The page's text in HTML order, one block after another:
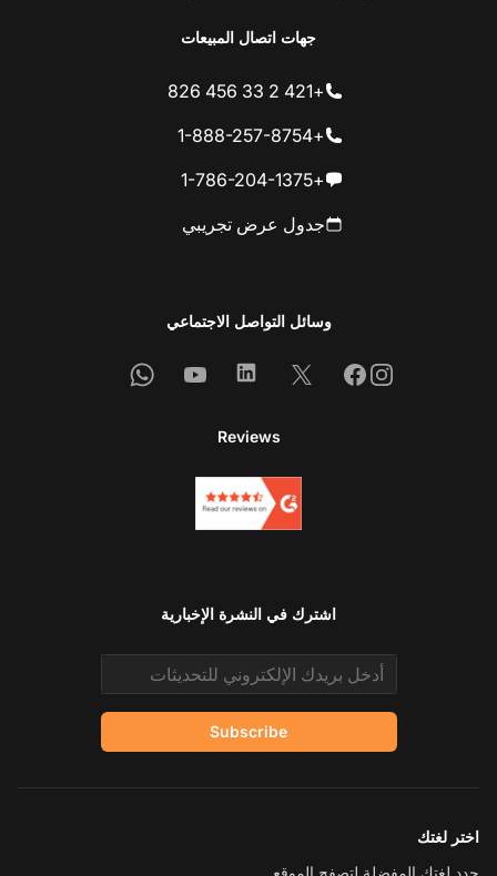
جهات اتصال المبيعات
+421 2 33 456 826
+1-888-257-8754
+1-786-204-1375
جدول عرض تجريبي
وسائل التواصل الاجتماعي
Instagram
Facebook
X
Linkedin
Youtube
Whatsapp
Reviews
اشترك في النشرة الإخبارية
Email address
Subscribe
اختر لغتك
حدد لغتك المفضلة لتصفح الموقع.